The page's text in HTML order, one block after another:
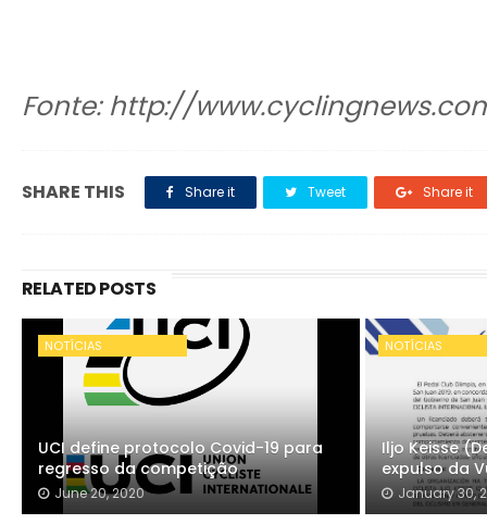
Fonte: http://
SHARE THIS Share it Tweet Share it
RELATED POSTS
NOTÍCIAS
UCI define protocolo Covid-19 para
regresso da competição
June 20, 2020
NOTÍCIAS
Iljo Keisse
expulso da
January 30,